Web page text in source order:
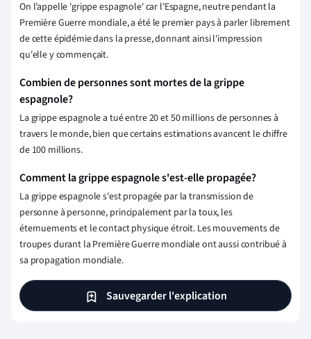
On l’appelle 'grippe espagnole' car l’Espagne, neutre pendant la
Première Guerre mondiale, a été le premier pays à parler librement
de cette épidémie dans la presse, donnant ainsi l'impression
qu'elle y commençait.
Combien de personnes sont mortes de la grippe
espagnole?
La grippe espagnole a tué entre 20 et 50 millions de personnes à
travers le monde, bien que certains estimations avancent le chiffre
de 100 millions.
Comment la grippe espagnole s'est-elle propagée?
La grippe espagnole s'est propagée par la transmission de
personne à personne, principalement par la toux, les
éternuements et le contact physique étroit. Les mouvements de
troupes durant la Première Guerre mondiale ont aussi contribué à
sa propagation mondiale.
Sauvegarder l'explication